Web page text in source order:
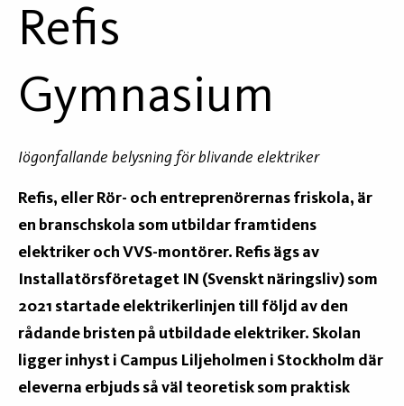
Refis
Gymnasium
Iögonfallande belysning för blivande elektriker
Refis, eller Rör- och entreprenörernas friskola, är
en branschskola som utbildar framtidens
elektriker och VVS-montörer. Refis ägs av
Installatörsföretaget IN (Svenskt näringsliv) som
2021 startade elektrikerlinjen till följd av den
rådande bristen på utbildade elektriker. Skolan
ligger inhyst i Campus Liljeholmen i Stockholm där
eleverna erbjuds så väl teoretisk som praktisk